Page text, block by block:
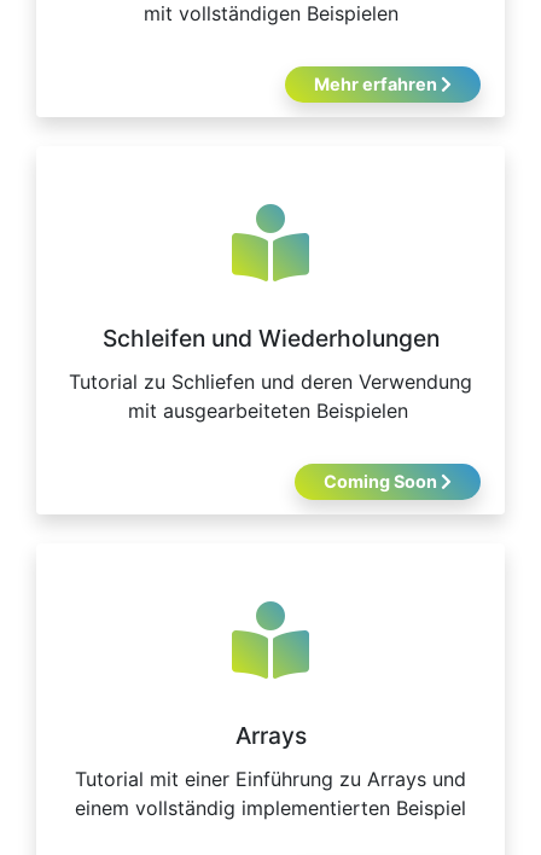
mit vollständigen Beispielen
Mehr erfahren
Schleifen und Wiederholungen
Tutorial zu Schliefen und deren Verwendung
mit ausgearbeiteten Beispielen
Coming Soon
Arrays
Tutorial mit einer Einführung zu Arrays und
einem vollständig implementierten Beispiel